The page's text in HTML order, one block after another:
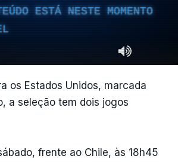
ESTÁ NESTE MOMENTO
os Estados Unidos, marcada
a seleção tem dois jogos
frente ao Chile, às 18h45